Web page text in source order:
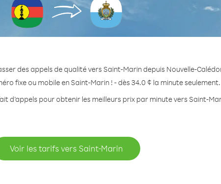
des appels de qualité vers Saint-Marin depuis Nouvelle-
fixe ou mobile en Saint-Marin ! - dès 34.0 ¢ la minute seulement.
d’appels pour obtenir les meilleurs prix par minute vers Saint-
Voir les tarifs vers Saint-Marin